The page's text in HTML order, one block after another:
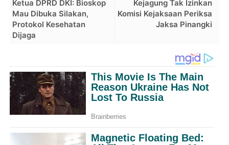
Kejagung Tak Izinkan
Komisi Kejaksaan Periksa
Jaksa Pinangki
Ketua DPRD DKI: Bioskop
Mau Dibuka Silakan,
Protokol Kesehatan
Dijaga